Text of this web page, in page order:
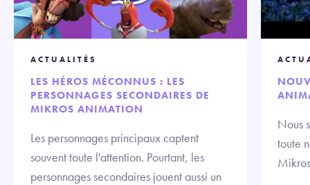
ACTUALITÉS
LES HÉROS MÉCONNUS : LES
PERSONNAGES SECONDAIRES DE
MIKROS ANIMATION
Les personnages principaux captent
souvent toute l'attention. Pourtant, les
personnages secondaires jouent aussi un
Nous
toute